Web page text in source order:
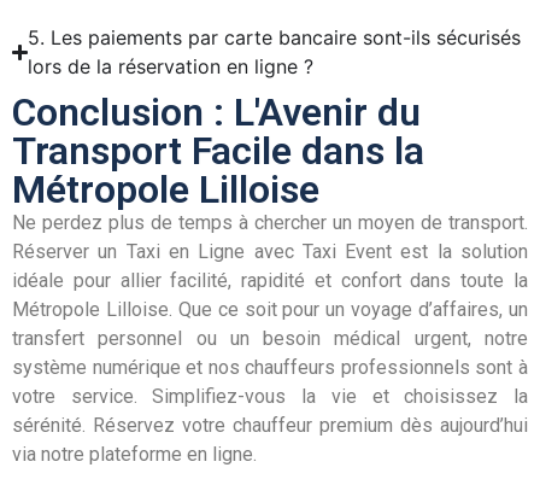
5. Les paiements par carte bancaire sont-ils sécurisés
lors de la réservation en ligne ?
Conclusion : L'Avenir du
Transport Facile dans la
Métropole Lilloise
Ne perdez plus de temps à chercher un moyen de transport.
Réserver un Taxi en Ligne avec Taxi Event est la solution
idéale pour allier facilité, rapidité et confort dans toute la
Métropole Lilloise. Que ce soit pour un voyage d’affaires, un
transfert personnel ou un besoin médical urgent, notre
système numérique et nos chauffeurs professionnels sont à
votre service. Simplifiez-vous la vie et choisissez la
sérénité. Réservez votre chauffeur premium dès aujourd’hui
via notre plateforme en ligne.